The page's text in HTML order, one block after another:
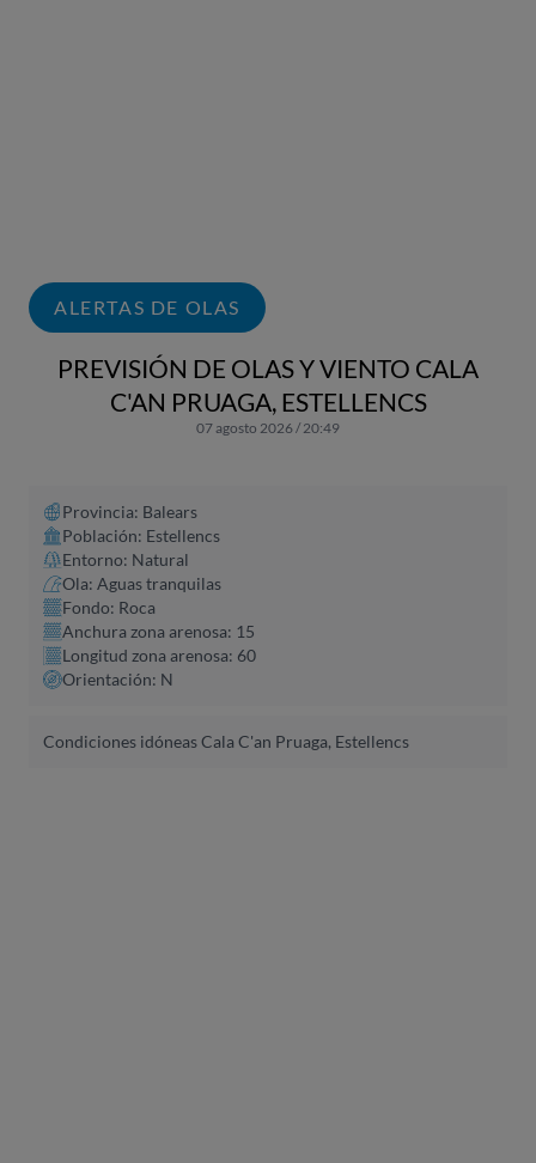
ALERTAS DE OLAS
PREVISIÓN DE OLAS Y VIENTO CALA
C'AN PRUAGA, ESTELLENCS
07 agosto 2026 / 20:49
Provincia: Balears
Población: Estellencs
Entorno: Natural
Ola: Aguas tranquilas
Fondo: Roca
Anchura zona arenosa: 15
Longitud zona arenosa: 60
Orientación: N
Condiciones idóneas Cala C'an Pruaga, Estellencs